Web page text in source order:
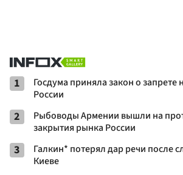
1
Госдума приняла закон о
России
2
Рыбоводы Армении вышли на
закрытия рынка России
3
Галкин* потерял дар речи после
Киеве